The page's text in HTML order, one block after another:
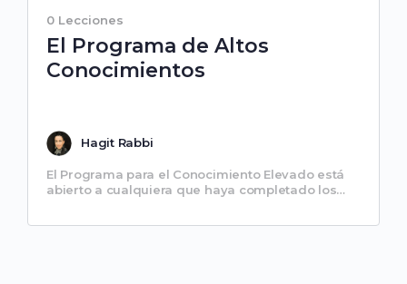
0 Lecciones
El Programa de Altos
Conocimientos
Hagit Rabbi
El Programa para el Conocimiento Elevado está
abierto a cualquiera que haya completado los